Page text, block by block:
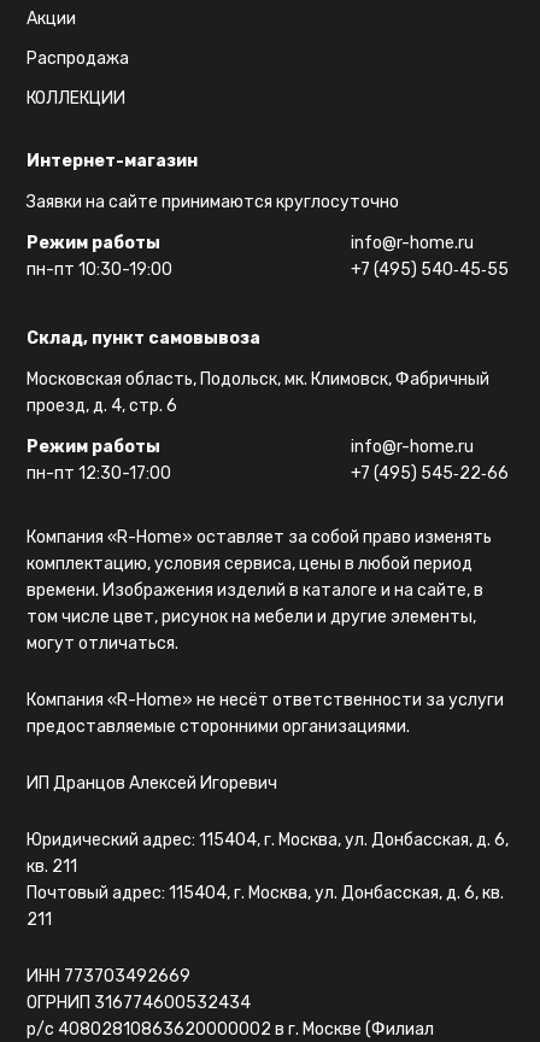
Интернет-магазин
Заявки на сайте принимаются круглосуточно
Режим работы
пн-пт 10:30-19:00
info@r-home.ru
+7 (495) 540‑45‑55
Склад, пункт самовывоза
Московская область, Подольск, мк. Климовск, Фабричный
проезд, д. 4, стр. 6
Режим работы
пн-пт 12:30-17:00
info@r-home.ru
+7 (495) 545‑22‑66
Акции
Распродажа
КОЛЛЕКЦИИ
Компания «R-Home» оставляет за собой право изменять
комплектацию, условия сервиса, цены в любой период
времени. Изображения изделий в каталоге и на сайте, в
том числе цвет, рисунок на мебели и другие элементы,
могут отличаться.
Компания «R-Home» не несёт ответственности за услуги
предоставляемые сторонними организациями.
ИП Дранцов Алексей Игоревич
Юридический адрес: 115404, г. Москва, ул. Донбасская, д. 6,
кв. 211
Почтовый адрес: 115404, г. Москва, ул. Донбасская, д. 6, кв.
211
ИНН 773703492669
ОГРНИП 316774600532434
р/с 40802810863620000002 в г. Москве (Филиал